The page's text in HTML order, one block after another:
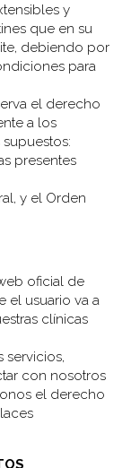
y
que en su
debiendo por
para
el derecho
a los
presentes
y el Orden
oficial de
el usuario va a
clínicas
servicios,
con nosotros
el derecho